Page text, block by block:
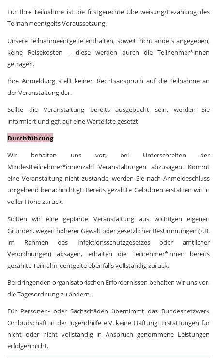
Für Ihre Teilnahme ist die fristgerechte Überweisung/Bezahlung des
Teilnahmeentgelts Voraussetzung.
Unsere Teilnahmeentgelte enthalten, soweit nicht anders angegeben,
keine Reisekosten – diese werden durch die Teilnehmer*innen
getragen.
Ihre Anmeldung stellt keinen Rechtsanspruch auf die Teilnahme an
der Veranstaltung dar.
Sollte die Veranstaltung bereits ausgebucht sein, werden Sie
informiert und ggf. auf eine Warteliste gesetzt.
Durchführung
Wir behalten uns vor, bei Unterschreiten der
Mindestteilnehmer*innenzahl Veranstaltungen abzusagen. Kommt
eine Veranstaltung nicht zustande, werden Sie nach Anmeldeschluss
umgehend benachrichtigt. Bereits gezahlte Gebühren erstatten wir in
voller Höhe zurück.
Sollten wir eine geplante Veranstaltung aus wichtigen eigenen
Gründen, wegen höherer Gewalt oder gesetzlicher Bestimmungen (z.B.
im Rahmen des Infektionsschutzgesetzes oder amtlicher
Verordnungen) absagen, erhalten die Teilnehmer*innen bereits
gezahlte Teilnahmeentgelte ebenfalls vollständig zurück.
Bei dringenden organisatorischen Erfordernissen behalten wir uns vor,
die Tagesordnung zu ändern.
Für Personen- oder Sachschäden übernimmt das Bundesnetzwerk
Ombudschaft in der Jugendhilfe e.V. keine Haftung. Erstattungen für
nicht oder nicht vollständig in Anspruch genommene Leistungen
erfolgen nicht.